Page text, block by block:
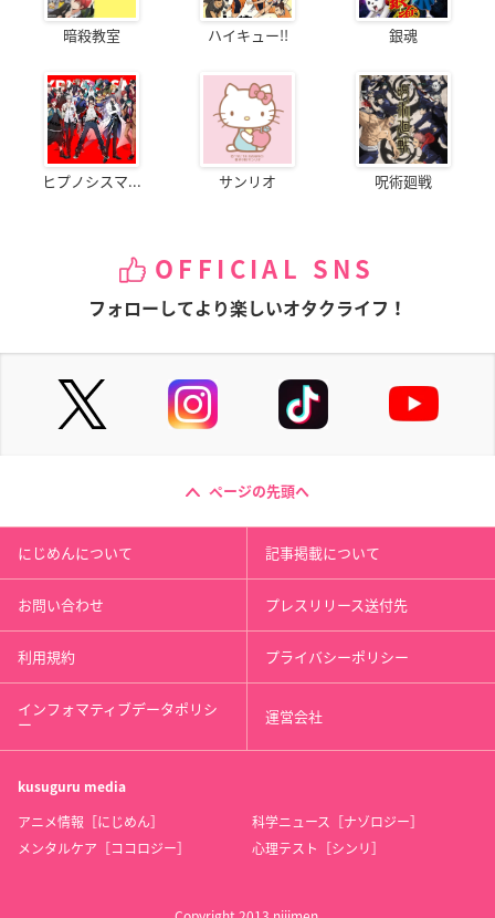
暗殺教室 ハイキュー!! 銀魂
ヒプノシスマ... サンリオ 呪術廻戦
OFFICIAL SNS
フォローしてより楽しいオタクライフ！
ページの先頭へ
にじめんについて 記事掲載について
お問い合わせ プレスリリース送付先
利用規約 プライバシーポリシー
インフォマティブデータポリシ
ー 運営会社
kusuguru media
アニメ情報［にじめん］
科学ニュース［ナゾロジー］
メンタルケア［ココロジー］
心理テスト［シンリ］